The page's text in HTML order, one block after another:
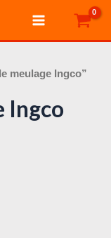
Main
Menu
meulage Ingco”
Ingco